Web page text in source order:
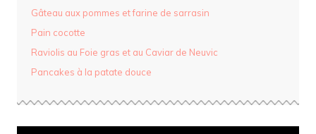
Gâteau aux pommes et farine de sarrasin
Pain cocotte
Raviolis au Foie gras et au Caviar de Neuvic
Pancakes à la patate douce